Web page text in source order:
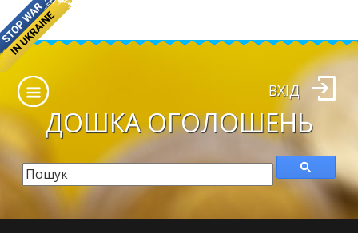
ДОШКАОГОЛОШЕНЬ
ВХІД